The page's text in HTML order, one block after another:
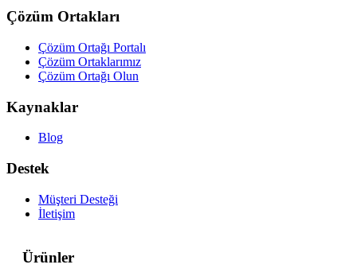
Çözüm Ortakları
Çözüm Ortağı Portalı
Çözüm Ortaklarımız
Çözüm Ortağı Olun
Kaynaklar
Blog
Destek
Müşteri Desteği
İletişim
Ürünler